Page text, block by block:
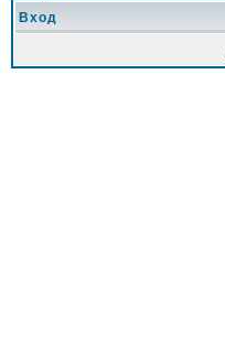
Вход